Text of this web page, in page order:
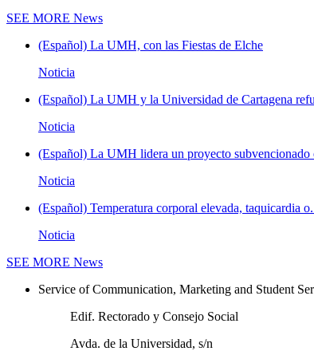
SEE MORE News
(Español) La UMH, con las Fiestas de Elche
Noticia
(Español) La UMH y la Universidad de Cartagena
Noticia
(Español) La UMH lidera un proyecto subvencionado
Noticia
(Español) Temperatura corporal elevada, taquicardia
Noticia
SEE MORE News
Service of Communication, Marketing and Student
Edif. Rectorado y Consejo Social
Avda. de la Universidad, s/n